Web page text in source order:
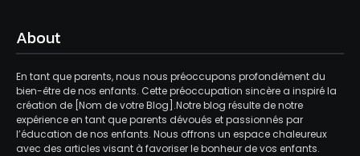
About
En tant que parents, nous nous préoccupons profondément du
bien-être de nos enfants. Cette préoccupation sincère a inspiré la
création de [Nom de votre Blog].Notre blog résulte de notre
expérience en tant que parents dévoués et passionnés par
l’éducation de nos enfants. Nous offrons un espace chaleureux
avec des articles visant à favoriser le bonheur de vos enfants.